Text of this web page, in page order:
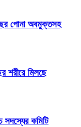
পোনা অবমুক্তসহ
শরীরে মিলছে
সদস্যের কমিটি